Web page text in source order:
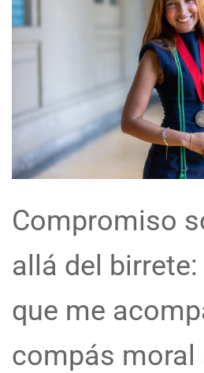
Compromiso
allá del birrete:
que me
compás moral